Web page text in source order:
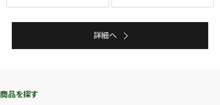
詳細へ
商品を探す